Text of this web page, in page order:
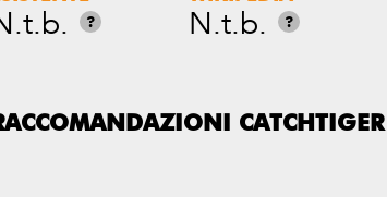
? N.t.b. ?
CATCHTIGER